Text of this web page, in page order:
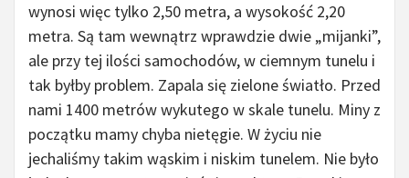
wynosi więc tylko 2,50 metra, a wysokość 2,20
metra. Są tam wewnątrz wprawdzie dwie „mijanki”,
ale przy tej ilości samochodów, w ciemnym tunelu i
tak byłby problem. Zapala się zielone światło. Przed
nami 1400 metrów wykutego w skale tunelu. Miny z
początku mamy chyba nietęgie. W życiu nie
jechaliśmy takim wąskim i niskim tunelem. Nie było